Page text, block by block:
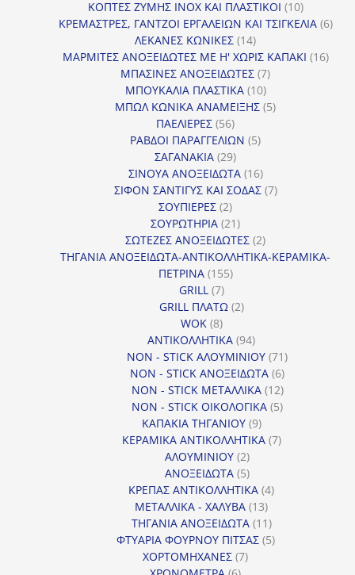
προϊόντα
ΚΟΠΤΕΣ ΖΥΜΗΣ INOX ΚΑΙ ΠΛΑΣΤΙΚΟΙ 1010
προϊόντα
ΚΡΕΜΑΣΤΡΕΣ, ΓΑΝΤΖΟΙ ΕΡΓΑΛΕΙΩΝ ΚΑΙ ΤΣΙΓΚΕΛΙΑ 66
ΛΕΚΑΝΕΣ ΚΩΝΙΚΕΣ 1414
προϊόντα
ΜΑΡΜΙΤΕΣ ΑΝΟΞΕΙΔΩΤΕΣ ΜΕ Η' ΧΩΡΙΣ ΚΑΠΑΚΙ 1616
ΜΠΑΣΙΝΕΣ ΑΝΟΞΕΙΔΩΤΕΣ 77
ΜΠΟΥΚΑΛΙΑ ΠΛΑΣΤΙΚΑ 1010
προϊόντα
ΜΠΩΛ ΚΩΝΙΚΑ ΑΝΑΜΕΙΞΗΣ 55
ΠΑΕΛΙΕΡΕΣ 5656
προϊόντα
ΡΑΒΔΟΙ ΠΑΡΑΓΓΕΛΙΩΝ 55
ΣΑΓΑΝΑΚΙΑ 2929
προϊόντα
ΣΙΝΟΥΑ ΑΝΟΞΕΙΔΩΤΑ 1616
προϊόντα
ΣΙΦΟΝ ΣΑΝΤΙΓΥΣ ΚΑΙ ΣΟΔΑΣ 77
ΣΟΥΠΙΕΡΕΣ 22
προϊόντα
ΣΟΥΡΩΤΗΡΙΑ 2121
προϊόντα
ΣΩΤΕΖΕΣ ΑΝΟΞΕΙΔΩΤΕΣ 22
προϊόντα
ΤΗΓΑΝΙΑ ΑΝΟΞΕΙΔΩΤΑ-ΑΝΤΙΚΟΛΛΗΤΙΚΑ-ΚΕΡΑΜΙΚΑ-
ΠΕΤΡΙΝΑ 155155
GRILL 77
προϊόντα
GRILL ΠΛΑΤΩ 22
WOK 88
προϊόντα
ΑΝΤΙΚΟΛΛΗΤΙΚΑ 9494
προϊόντα
NON - STICK ΑΛΟΥΜΙΝΙΟΥ 7171
προϊόντα
NON - STICK ΑΝΟΞΕΙΔΩΤΑ 66
προϊόντα
NON - STICK ΜΕΤΑΛΛΙΚΑ 1212
προϊόντα
NON - STICK ΟΙΚΟΛΟΓΙΚΑ 55
ΚΑΠΑΚΙΑ ΤΗΓΑΝΙΟΥ 99
προϊόντα
ΚΕΡΑΜΙΚΑ ΑΝΤΙΚΟΛΛΗΤΙΚΑ 77
ΑΛΟΥΜΙΝΙΟΥ 22
προϊόντα
ΑΝΟΞΕΙΔΩΤΑ 55
προϊόντα
ΚΡΕΠΑΣ ΑΝΤΙΚΟΛΛΗΤΙΚΑ 44
ΜΕΤΑΛΛΙΚΑ - ΧΑΛΥΒΑ 1313
προϊόντα
ΤΗΓΑΝΙΑ ΑΝΟΞΕΙΔΩΤΑ 1111
προϊόντα
ΦΤΥΑΡΙΑ ΦΟΥΡΝΟΥ ΠΙΤΣΑΣ 55
ΧΟΡΤΟΜΗΧΑΝΕΣ 77